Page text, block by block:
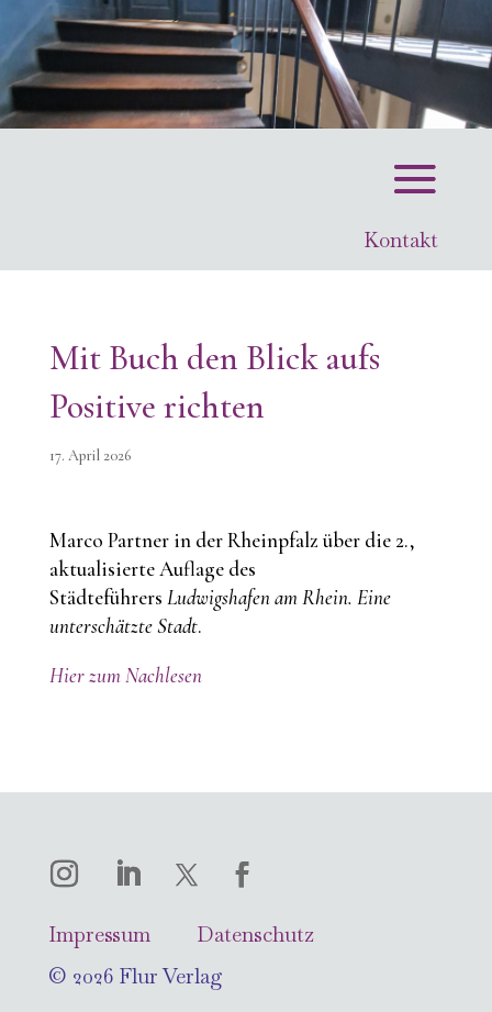
Kontakt
Mit Buch den Blick aufs
Positive richten
17. April 2026
Marco Partner in der Rheinpfalz über die 2.,
aktualisierte Auflage des
Städteführers Ludwigshafen am Rhein. Eine
unterschätzte Stadt.
Hier zum Nachlesen
Impressum
Datenschutz
© 2026 Flur Verlag